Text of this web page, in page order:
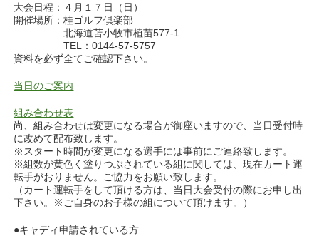
大会日程：４月１７日（日）
開催場所：桂ゴルフ倶楽部
北海道苫小牧市植苗577-1
TEL：0144-57-5757
資料を必ず全てご確認下さい。
当日のご案内
組み合わせ表
尚、組み合わせは変更になる場合が御座いますので、当日受付時
に改めて配布致します。
※スタート時間が変更になる選手には事前にご連絡致します。
※組数が黄色く塗りつぶされている組に関しては、現在カート運
転手がおりません。ご協力をお願い致します。
（カート運転手をして頂ける方は、当日大会受付の際にお申し出
下さい。※ご自身のお子様の組について頂けます。）
●キャディ申請されている方